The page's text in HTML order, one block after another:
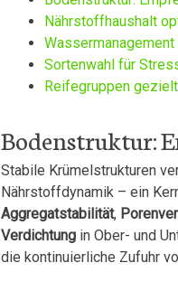
Nährstoffhaushalt
Wassermanagement
Sortenwahl für
Reifegruppen
Bodenstruktur:
Stabile Krümelstrukturen
Nährstoffdynamik – ein
Aggregatstabilität,
Verdichtungin Ober- und
die kontinuierliche Zufuhr